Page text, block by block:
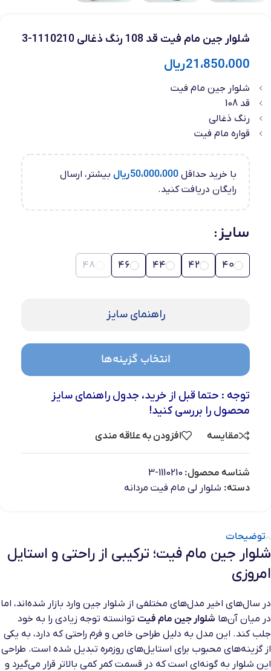
شلوار جین مام فیت قد 108 رنگ ذغالی 1110210-3
21،850،000ریال
شلوار جین مام فیت
قد 108
رنگ ذغالی
قواره مام فیت
با خرید حداقل 50،000،000ریال بیشتر، ارسال
رایگان دریافت کنید.
سایز
40
42
44
46
48
راهنمای سایز
انتخاب گزینه‌ها
توجه : حتما قبل از خرید، جدول راهنمای سایز
محصول را بررسی کنید!
مقایسه افزودن به علاقه مندی
شناسه محصول: 1110210-3
دسته: شلوار لی مام فیت مردانه
توضیحات
شلوار جین مام فیت؛ ترکیبی از راحتی و استایل
امروزی
در سال‌های اخیر مدل‌های مختلفی از شلوار جین وارد بازار شده‌اند، اما
در میان آن‌ها شلوار جین مام فیت توانسته توجه زیادی را به خود
جلب کند. این مدل به دلیل طراحی خاص و فرم راحتی که دارد، به یکی
از گزینه‌های محبوب برای استایل‌های روزمره تبدیل شده است. طراحی
این شلوار به گونه‌ای است که در قسمت کمر کمی بالاتر قرار می‌گیرد و